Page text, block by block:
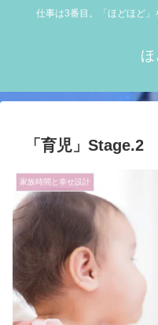
仕事は3番目。「ほどほど」
ほ
「育児」Stage.2
家族時間と幸せ設計